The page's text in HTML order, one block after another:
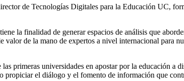
de Tecnologías Digitales para la Educación UC,
la finalidad de generar espacios de análisis que
de la mano de expertos a nivel internacional para
primeras universidades en apostar por la educación
propiciar el diálogo y el fomento de información que